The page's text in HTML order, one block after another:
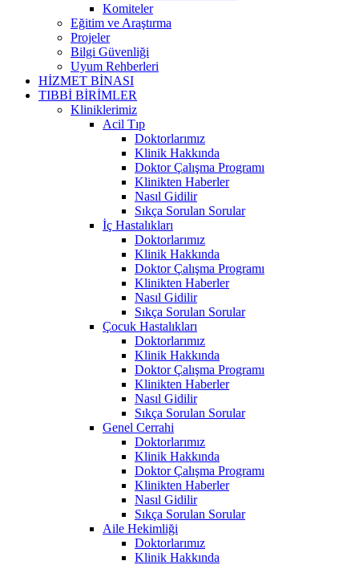
Komiteler
Eğitim ve Araştırma
Projeler
Bilgi Güvenliği
Uyum Rehberleri
HİZMET BİNASI
TIBBİ BİRİMLER
Kliniklerimiz
Acil Tıp
Doktorlarımız
Klinik Hakkında
Doktor Çalışma Programı
Klinikten Haberler
Nasıl Gidilir
Sıkça Sorulan Sorular
İç Hastalıkları
Doktorlarımız
Klinik Hakkında
Doktor Çalışma Programı
Klinikten Haberler
Nasıl Gidilir
Sıkça Sorulan Sorular
Çocuk Hastalıkları
Doktorlarımız
Klinik Hakkında
Doktor Çalışma Programı
Klinikten Haberler
Nasıl Gidilir
Sıkça Sorulan Sorular
Genel Cerrahi
Doktorlarımız
Klinik Hakkında
Doktor Çalışma Programı
Klinikten Haberler
Nasıl Gidilir
Sıkça Sorulan Sorular
Aile Hekimliği
Doktorlarımız
Klinik Hakkında